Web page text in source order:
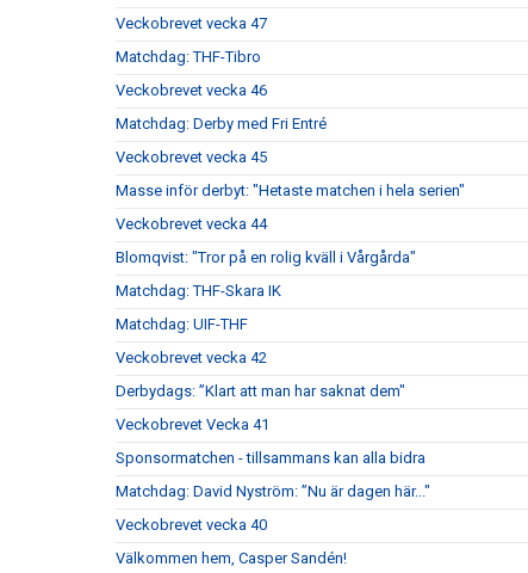
Veckobrevet vecka 47
Matchdag: THF-Tibro
Veckobrevet vecka 46
Matchdag: Derby med Fri Entré
Veckobrevet vecka 45
Masse inför derbyt: "Hetaste matchen i hela serien"
Veckobrevet vecka 44
Blomqvist: "Tror på en rolig kväll i Vårgårda"
Matchdag: THF-Skara IK
Matchdag: UIF-THF
Veckobrevet vecka 42
Derbydags: ”Klart att man har saknat dem"
Veckobrevet Vecka 41
Sponsormatchen - tillsammans kan alla bidra
Matchdag: David Nyström: ”Nu är dagen här..."
Veckobrevet vecka 40
Välkommen hem, Casper Sandén!